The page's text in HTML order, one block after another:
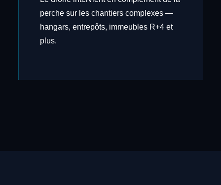
perche sur les chantiers complexes —
hangars, entrepôts, immeubles R+4 et
plus.